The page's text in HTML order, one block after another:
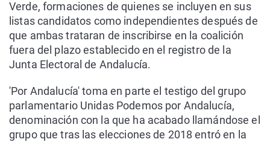
Verde, formaciones de quienes se incluyen en sus
listas candidatos como independientes después de
que ambas trataran de inscribirse en la coalición
fuera del plazo establecido en el registro de la
Junta Electoral de Andalucía.
'Por Andalucía' toma en parte el testigo del grupo
parlamentario Unidas Podemos por Andalucía,
denominación con la que ha acabado llamándose el
grupo que tras las elecciones de 2018 entró en la